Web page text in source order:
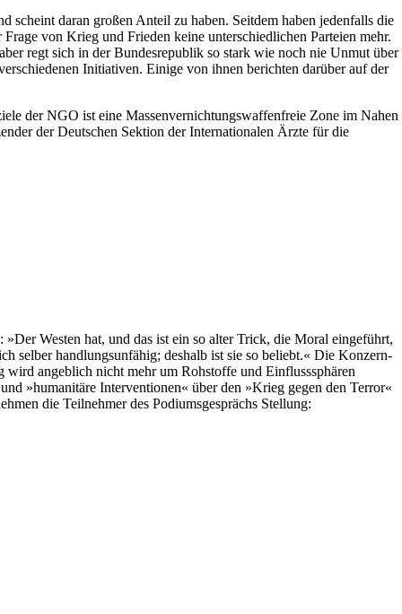
scheint daran großen Anteil zu haben. Seitdem haben jedenfalls die
von Krieg und Frieden keine unterschiedlichen Parteien mehr.
regt sich in der Bundesrepublik so stark wie noch nie Unmut über
Initiativen. Einige von ihnen berichten darüber auf der
der NGO ist eine Massenvernichtungswaffenfreie Zone im Nahen
der Deutschen Sektion der Internationalen Ärzte für die
Westen hat, und das ist ein so alter Trick, die Moral eingeführt,
selber handlungsunfähig; deshalb ist sie so beliebt.« Die Konzern-
angeblich nicht mehr um Rohstoffe und Einflusssphären
»humanitäre Interventionen« über den »Krieg gegen den Terror«
die Teilnehmer des Podiumsgesprächs Stellung: